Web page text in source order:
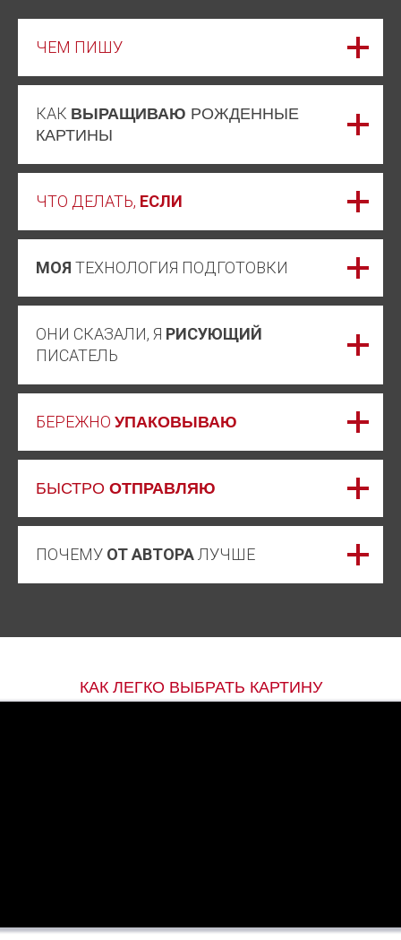
ЧЕМ ПИШУ
КАК ВЫРАЩИВАЮ РОЖДЕННЫЕ
КАРТИНЫ
ЧТО ДЕЛАТЬ, ЕСЛИ
МОЯ ТЕХНОЛОГИЯ ПОДГОТОВКИ
ОНИ СКАЗАЛИ, Я РИСУЮЩИЙ
ПИСАТЕЛЬ
БЕРЕЖНО УПАКОВЫВАЮ
БЫСТРО ОТПРАВЛЯЮ
ПОЧЕМУ ОТ АВТОРА ЛУЧШЕ
КАК ЛЕГКО ВЫБРАТЬ КАРТИНУ